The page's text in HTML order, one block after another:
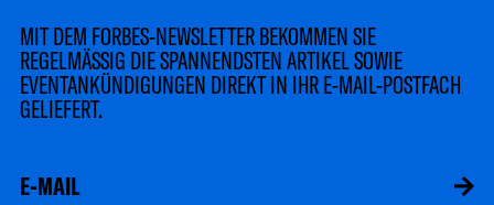
MIT DEM FORBES-NEWSLETTER BEKOMMEN SIE
REGELMÄSSIG DIE SPANNENDSTEN ARTIKEL SOWIE
EVENTANKÜNDIGUNGEN DIREKT IN IHR E-MAIL-POSTFACH
GELIEFERT.